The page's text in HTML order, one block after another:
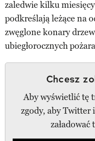
zaledwie kilku
podkreślają leżące na
zwęglone konary
ubiegłorocznych
Chcesz
Aby wyświetlić tę
zgody, aby Twitter